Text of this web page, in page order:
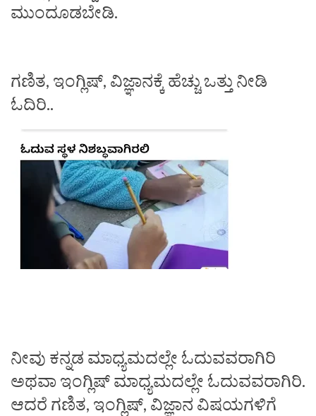
ಮುಂದೂಡಬೇಡಿ.
ಗಣಿತ, ಇಂಗ್ಲಿಷ್, ವಿಜ್ಞಾನಕ್ಕೆ ಹೆಚ್ಚು ಒತ್ತು ನೀಡಿ
ಓದಿರಿ..
ನೀವು ಕನ್ನಡ ಮಾಧ್ಯಮದಲ್ಲೇ ಓದುವವರಾಗಿರಿ
ಅಥವಾ ಇಂಗ್ಲಿಷ್‌ ಮಾಧ್ಯಮದಲ್ಲೇ ಓದುವವರಾಗಿರಿ.
ಆದರೆ ಗಣಿತ, ಇಂಗ್ಲಿಷ್, ವಿಜ್ಞಾನ ವಿಷಯಗಳಿಗೆ